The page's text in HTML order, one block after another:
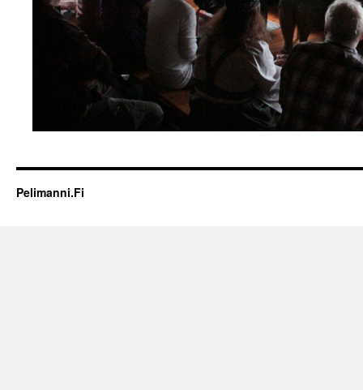
Pelimanni.Fi